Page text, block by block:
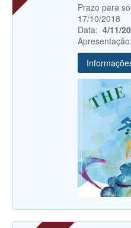
Prazo para
17/10/2018
Data: 4/11/